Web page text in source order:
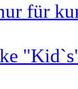
für